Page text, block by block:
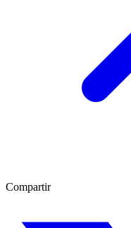
Compartir